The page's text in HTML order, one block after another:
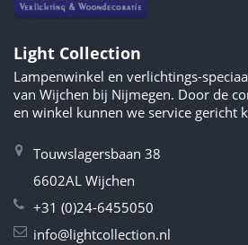
Light Collection
Lampenwinkel en verlichtings-
van Wijchen bij Nijmegen. Door de
en winkel kunnen we service gericht
Touwslagersbaan 38
6602AL Wijchen
+31 (0)24-6455050
info@lightcollection.nl